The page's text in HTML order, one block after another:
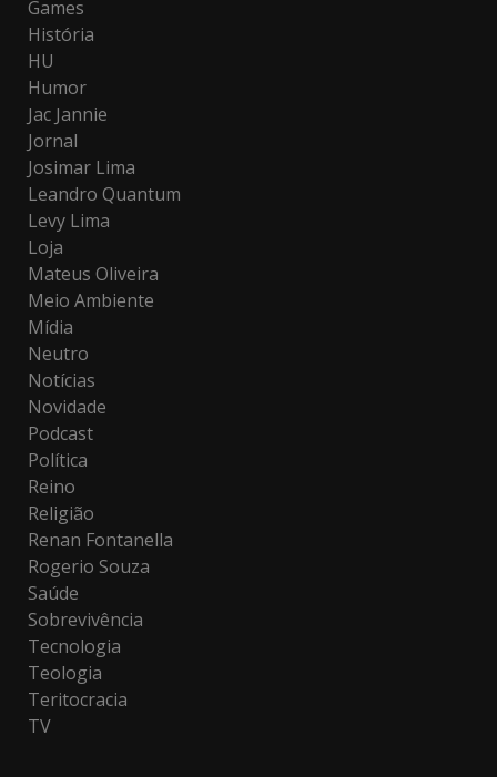
Games
História
HU
Humor
Jac Jannie
Jornal
Josimar Lima
Leandro Quantum
Levy Lima
Loja
Mateus Oliveira
Meio Ambiente
Mídia
Neutro
Notícias
Novidade
Podcast
Política
Reino
Religião
Renan Fontanella
Rogerio Souza
Saúde
Sobrevivência
Tecnologia
Teologia
Teritocracia
TV